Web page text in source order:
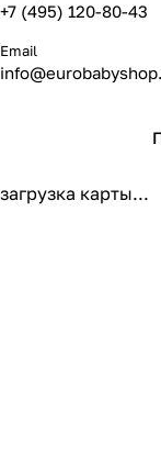
+7 (495) 120-80-43
Email
загрузка карты...